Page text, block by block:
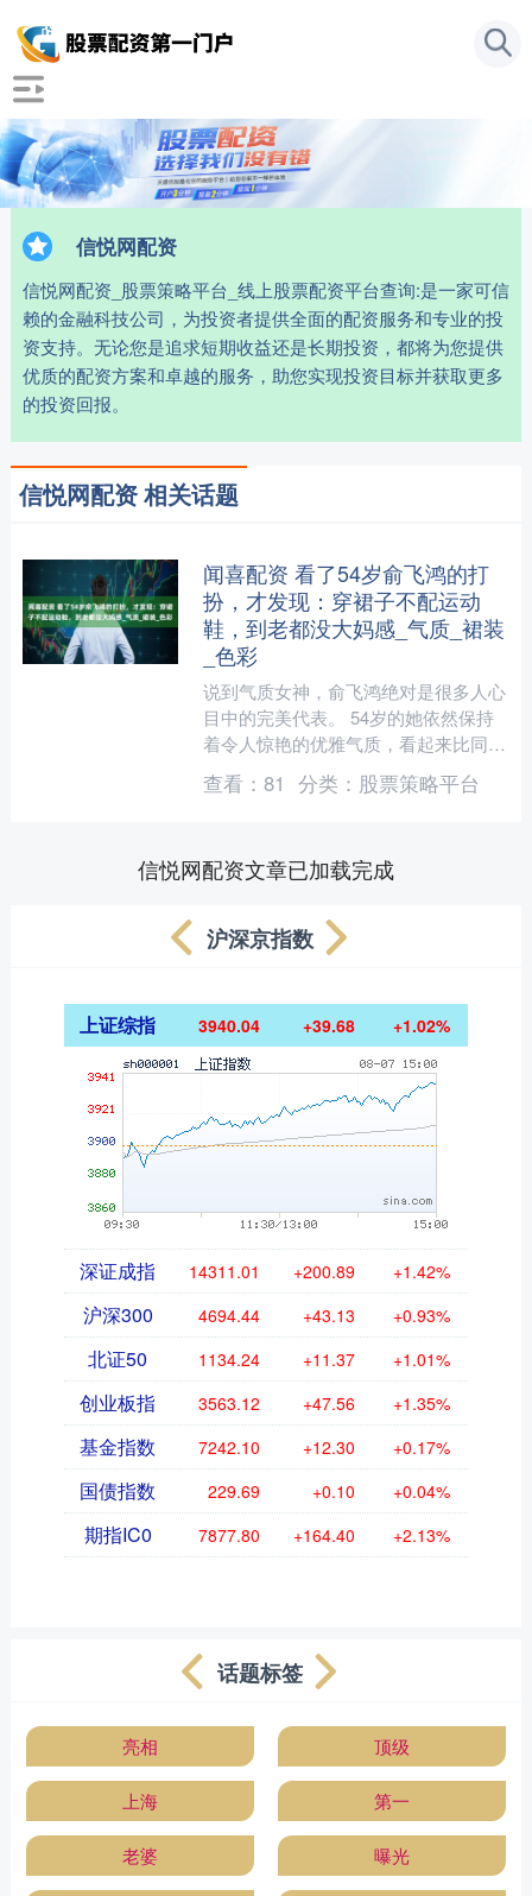
信悦网配资
信悦网配资_股票策略平台_线上股票配资平台查询:是一家可信
赖的金融科技公司，为投资者提供全面的配资服务和专业的投
资支持。无论您是追求短期收益还是长期投资，都将为您提供
优质的配资方案和卓越的服务，助您实现投资目标并获取更多
的投资回报。
信悦网配资 相关话题
闻喜配资 看了54岁俞飞鸿的打
扮，才发现：穿裙子不配运动
鞋，到老都没大妈感_气质_裙装
_色彩
说到气质女神，俞飞鸿绝对是很多人心
目中的完美代表。 54岁的她依然保持
着令人惊艳的优雅气质，看起来比同龄
人年轻十几岁。 仔细观察她的穿搭会
发现，她有一个特别值得....
查看： 81 分类： 股票策略平台
信悦网配资文章已加载完成
沪深京指数
上证综指 3940.04 +39.68 +1.02%
深证成指 14311.01 +200.89 +1.42%
沪深300 4694.44 +43.13 +0.93%
北证50 1134.24 +11.37 +1.01%
创业板指 3563.12 +47.56 +1.35%
基金指数 7242.10 +12.30 +0.17%
国债指数 229.69 +0.10 +0.04%
期指IC0 7877.80 +164.40 +2.13%
话题标签
亮相 顶级
上海 第一
老婆 曝光